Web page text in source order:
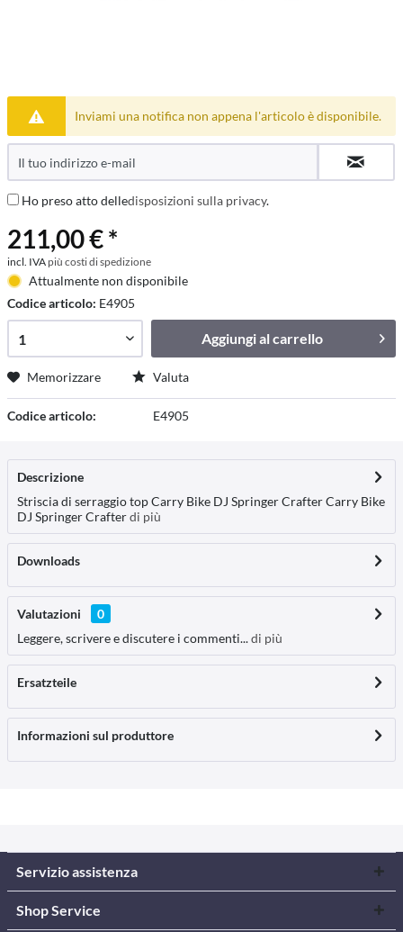
Inviami una notifica non appena l'articolo è disponibile.
Ho preso atto delledisposizioni sulla privacy.
211,00 € *
incl. IVA più costi di spedizione
Attualmente non disponibile
Codice articolo: E4905
Aggiungi alcarrello
Memorizzare Valuta
Codice articolo: E4905
Descrizione
Striscia di serraggio top Carry Bike DJ Springer Crafter Carry Bike
DJ Springer Crafterdi più
Downloads
Valutazioni
0
Leggere, scrivere e discutere i commenti...di più
Ersatzteile
Informazioni sul produttore
Servizio assistenza
Shop Service